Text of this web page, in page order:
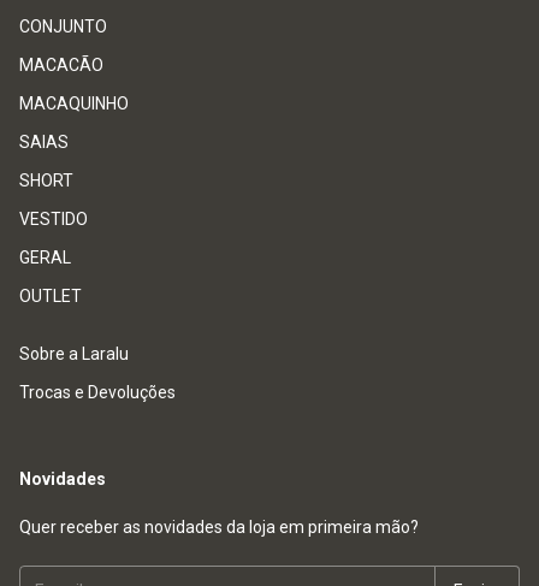
CONJUNTO
MACACÃO
MACAQUINHO
SAIAS
SHORT
VESTIDO
GERAL
OUTLET
Sobre a Laralu
Trocas e Devoluções
Novidades
Quer receber as novidades da loja em primeira mão?